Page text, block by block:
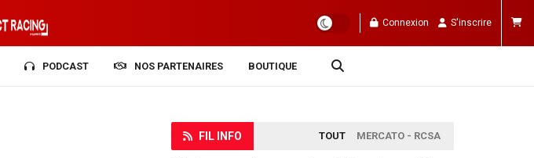
Connexion S'inscrire
PODCAST NOS PARTENAIRES BOUTIQUE
FIL INFO TOUT MERCATO - RCSA